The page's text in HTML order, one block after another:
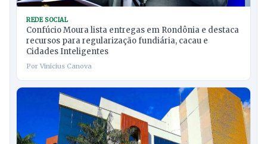
REDE SOCIAL
Confúcio Moura lista entregas em Rondônia e destaca
recursos para regularização fundiária, cacau e
Cidades Inteligentes
Por Vinicius Canova